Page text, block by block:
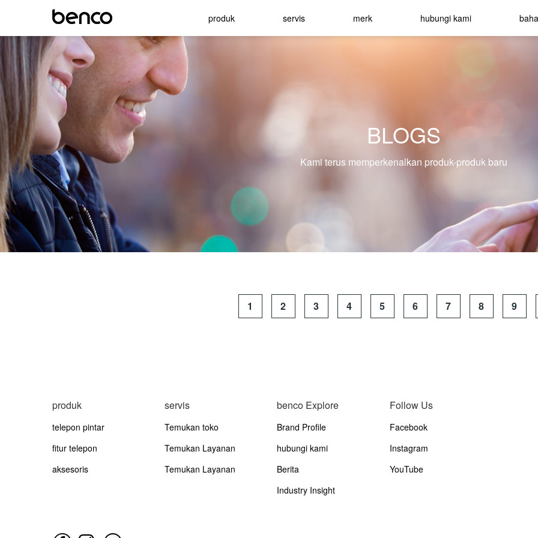
produk servis merk hubungi kami
BLOGS
Kami terus memperkenalkan produk-produk baru
1 2 3 4 5 6 7 8 9
produk
telepon pintar
fitur telepon
aksesoris
servis
Temukan toko
Temukan Layanan
Temukan Layanan
benco Explore
Brand Profile
hubungi kami
Berita
Industry Insight
Follow Us
Facebook
Instagram
YouTube